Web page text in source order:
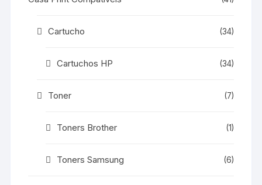
Cartucho (34)
Cartuchos HP (34)
Toner (7)
Toners Brother (1)
Toners Samsung (6)